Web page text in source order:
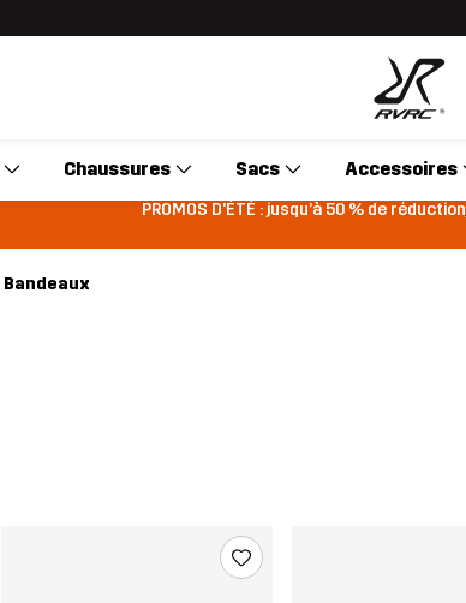
Chaussures Sacs Accessoires
PROMOS D'ÉTÉ : jusqu’à 50 % de réduction
Bandeaux